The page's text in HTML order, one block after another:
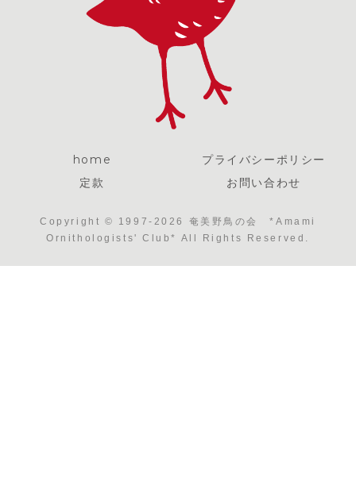
home
プライバシーポリシー
定款
お問い合わせ
Copyright © 1997-2026 奄美野鳥の会 *Amami
Ornithologists' Club* All Rights Reserved.